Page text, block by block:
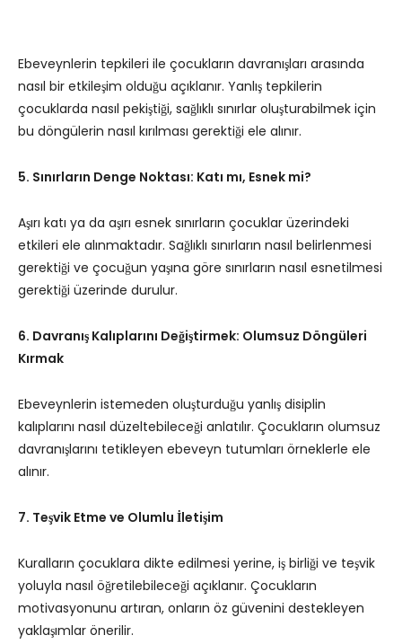
Ebeveynlerin tepkileri ile çocukların davranışları arasında
nasıl bir etkileşim olduğu açıklanır. Yanlış tepkilerin
çocuklarda nasıl pekiştiği, sağlıklı sınırlar oluşturabilmek için
bu döngülerin nasıl kırılması gerektiği ele alınır.
5. Sınırların Denge Noktası: Katı mı, Esnek mi?
Aşırı katı ya da aşırı esnek sınırların çocuklar üzerindeki
etkileri ele alınmaktadır. Sağlıklı sınırların nasıl belirlenmesi
gerektiği ve çocuğun yaşına göre sınırların nasıl esnetilmesi
gerektiği üzerinde durulur.
6. Davranış Kalıplarını Değiştirmek: Olumsuz Döngüleri
Kırmak
Ebeveynlerin istemeden oluşturduğu yanlış disiplin
kalıplarını nasıl düzeltebileceği anlatılır. Çocukların olumsuz
davranışlarını tetikleyen ebeveyn tutumları örneklerle ele
alınır.
7. Teşvik Etme ve Olumlu İletişim
Kuralların çocuklara dikte edilmesi yerine, iş birliği ve teşvik
yoluyla nasıl öğretilebileceği açıklanır. Çocukların
motivasyonunu artıran, onların öz güvenini destekleyen
yaklaşımlar önerilir.